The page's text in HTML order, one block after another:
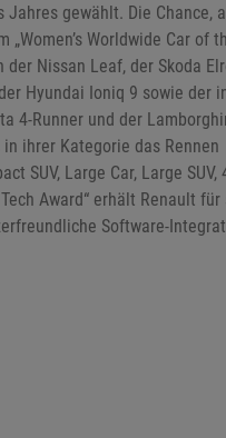
gewählt. Die Chance,
Worldwide Car of
der Nissan Leaf, der Skoda
Hyundai Ioniq 9 sowie der
4-Runner und der
ihrer Kategorie das Rennen
SUV, Large Car, Large SUV,
Award“ erhält Renault für
Software-